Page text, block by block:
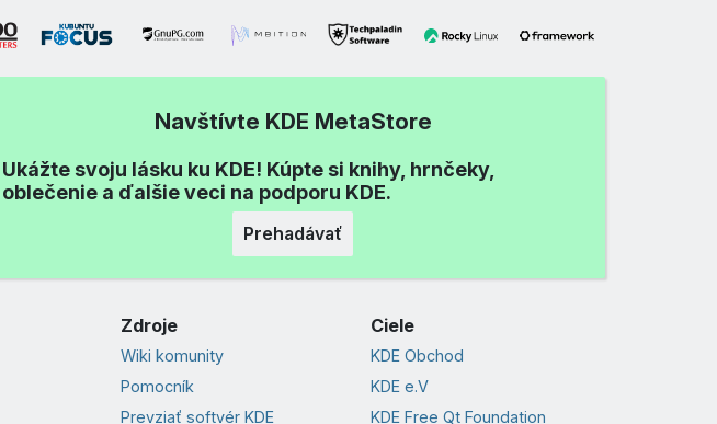
Navštívte KDE MetaStore
Ukážte svoju lásku ku KDE! Kúpte si knihy, hrnčeky,
oblečenie a ďalšie veci na podporu KDE.
Prehadávať
Zdroje
Wiki komunity
Pomocník
Prevziať softvér KDE
Ciele
KDE Obchod
KDE e.V
KDE Free Qt Foundation